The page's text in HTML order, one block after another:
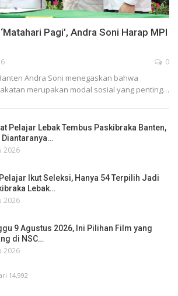
Pagi’, Andra Soni Harap MPI
0
Andra Soni menegaskan bahwa
merupakan modal sosial yang penting…
Pelajar Lebak Tembus Paskibraka Banten,
Diantaranya…
2026
Ikut Seleksi, Hanya 54 Terpilih Jadi
Lebak…
2026
9 Agustus 2026, Ini Pilihan Film yang
di NSC…
2026
14,992